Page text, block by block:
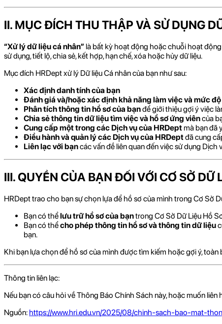
II. MỤC ĐÍCH THU THẬP VÀ SỬ DỤNG
“Xử lý dữ liệu cá nhân” là bất kỳ hoạt động hoặc chuỗi hoạt
sử dụng, tiết lộ, chia sẻ, kết hợp, hạn chế, xóa hoặc hủy dữ liệu.
Mục đích HRDept xử lý Dữ liệu Cá nhân của bạn như sau:
Xác định danh tính của bạn
Đánh giá và/hoặc xác định khả năng làm việc và mức
Phân tích thông tin hồ sơ của bạnđể giới thiệu gợi ý việc
Chia sẻ thông tin dữ liệu tìm việc và hồ sơ ứng viêncủa
Cung cấp một trong các Dịch vụ của HRDeptmà bạn đã
Điều hành và quản lý các Dịch vụ của HRDeptđã cung
Liên lạc với bạncác vấn đề liên quan đến việc sử dụng Dịch
III. QUYỀN CỦA BẠN ĐỐI VỚI CƠ SỞ DỮ
HRDept trao cho bạn sự chọn lựa để hồ sơ của mình trong Cơ Sở
Bạn có thểlưu trữ hồ sơ của bạntrong Cơ Sở Dữ Liệu Hồ
Bạn có thểcho phép thông tin hồ sơ và thông tin dữ liệu
bạn.
Khi bạn lựa chọn để hồ sơ của mình được tìm kiếm hoặc gợi ý,
Thông tin liên lạc:
Nếu bạn có câu hỏi về Thông Báo Chính Sách này, hoặc muốn
Nguồn: https://www.hri.edu.vn/2025/08/chinh-sach-bao-mat-